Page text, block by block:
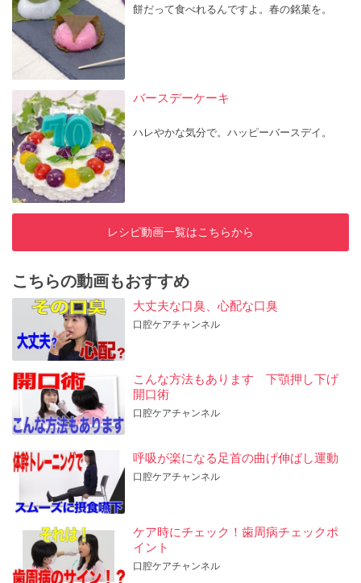
餅だって食べれるんですよ。春の銘菓を。
バースデーケーキ
ハレやかな気分で。ハッピーバースデイ。
レシピ動画一覧はこちらから
こちらの動画もおすすめ
大丈夫な口臭、心配な口臭
口腔ケアチャンネル
こんな方法もあります 下顎押し下げ
開口術
口腔ケアチャンネル
呼吸が楽になる足首の曲げ伸ばし運動
口腔ケアチャンネル
ケア時にチェック！歯周病チェックポ
イント
口腔ケアチャンネル